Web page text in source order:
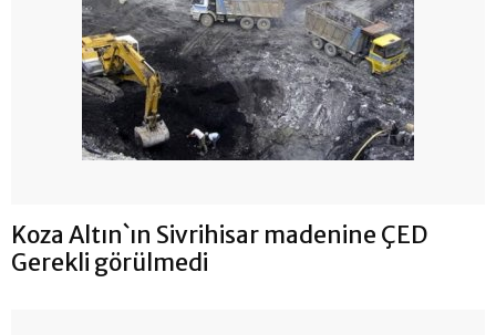
Koza Altın`ın Sivrihisar madenine ÇED
Gerekli görülmedi